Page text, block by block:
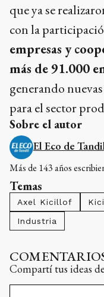
que ya se
con la
empresas y
más de 91.000
generando
para el sector
Sobre el autor
El Eco de
Más de 143 años
Temas
Axel Kicillof
Industria
Compartí tus ideas